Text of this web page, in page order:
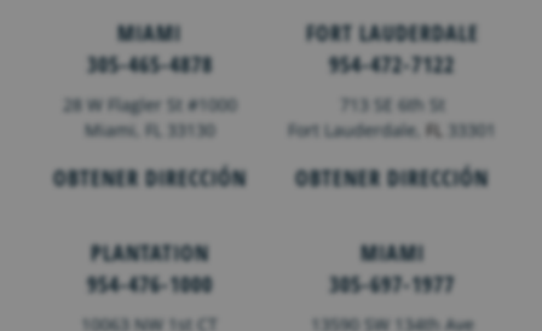
MIAMI
305-465-4878
28 W Flagler St #1000
Miami, FL 33130
OBTENER DIRECCIÓN
FORT LAUDERDALE
954-472-7122
713 SE 6th St
Fort Lauderdale, FL 33301
OBTENER DIRECCIÓN
PLANTATION
954-476-1000
10063 NW 1st CT
MIAMI
305-697-1977
13590 SW 134th Ave